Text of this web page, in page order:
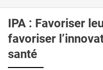
IPA : Favoriser
favoriser
santé